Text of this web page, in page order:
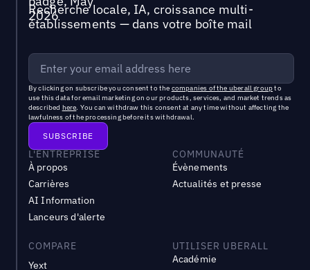
Recherche locale, IA, croissance multi-
établissements — dans votre boîte mail
By clicking on subscribe you consent to the companies of the uberall groupto
use this data for email marketing on our products, services, and market trends as
described here. You can withdraw this consent at any time without affecting the
lawfulness of the processing before its withdrawal.
L'ENTREPRISE
À propos
Carrières
AI Information
Lanceurs d'alerte
COMMUNAUTÉ
Évènements
Actualités et presse
COMPARE
Yext
UTILISER UBERALL
Académie